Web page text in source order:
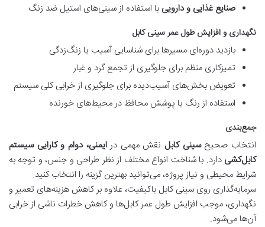
صنایع غذایی و دارویی با استفاده از سینی‌های استیل ضد زنگ
نگهداری و افزایش طول عمر سینی کابل
بازدید دوره‌ای مسیرها برای شناسایی آسیب یا زنگ‌زدگی
تمیزکاری منظم برای جلوگیری از تجمع گرد و غبار
تعویض بخش‌های آسیب‌دیده برای جلوگیری از خرابی کلی سیستم
استفاده از رنگ یا پوشش محافظ در محیط‌های خورنده
جمع‌بندی
انتخاب صحیحسینی کابل نقش مهمی درایمنی، دوام و کارایی سیستم
کابل‌کشی دارد. با شناخت انواع مختلف از نظر طراحی و جنس، و توجه به
شرایط محیطی و نیاز پروژه، می‌توانید بهترین گزینه را انتخاب کنید.
سرمایه‌گذاری روی سینی کابل باکیفیت، علاوه بر کاهش هزینه‌های تعمیر و
نگهداری، موجب افزایش طول عمر کابل‌ها و کاهش خطرات ناشی از خرابی
آن‌ها می‌شود.